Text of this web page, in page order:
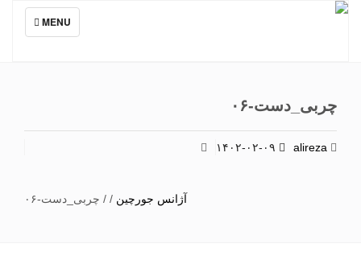
TOGGLE
NAVIGATION
MENU
چربی_دست-۰۶
alireza
آژانس جورچین/
/چربی_دست-۰۶